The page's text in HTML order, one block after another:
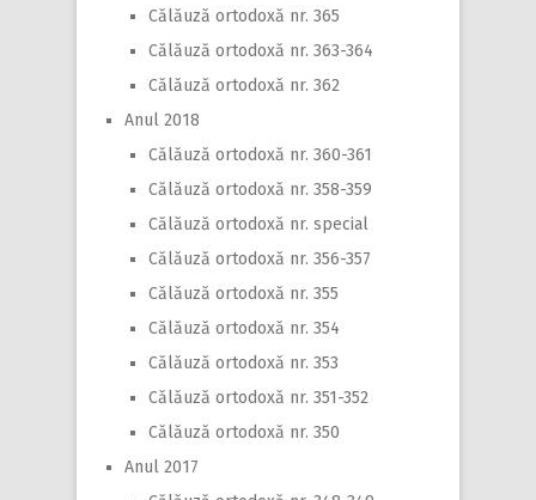
Călăuză ortodoxă nr. 365
Călăuză ortodoxă nr. 363-364
Călăuză ortodoxă nr. 362
Anul 2018
Călăuză ortodoxă nr. 360-361
Călăuză ortodoxă nr. 358-359
Călăuză ortodoxă nr. special
Călăuză ortodoxă nr. 356-357
Călăuză ortodoxă nr. 355
Călăuză ortodoxă nr. 354
Călăuză ortodoxă nr. 353
Călăuză ortodoxă nr. 351-352
Călăuză ortodoxă nr. 350
Anul 2017